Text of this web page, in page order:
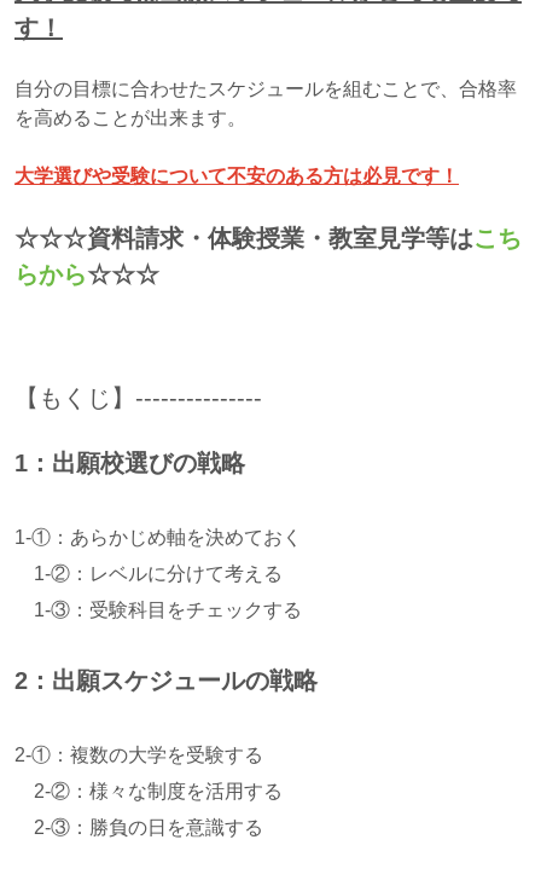
す！
自分の目標に合わせたスケジュールを組むことで、合格率
を高めることが出来ます。
大学選びや受験について不安のある方は必見です！
☆☆☆資料請求・体験授業・教室見学等はこち
らから☆☆☆
【もくじ】---------------
1：出願校選びの戦略
1-①：あらかじめ軸を決めておく
1-②：レベルに分けて考える
1-③：受験科目をチェックする
2：出願スケジュールの戦略
2-①：複数の大学を受験する
2-②：様々な制度を活用する
2-③：勝負の日を意識する